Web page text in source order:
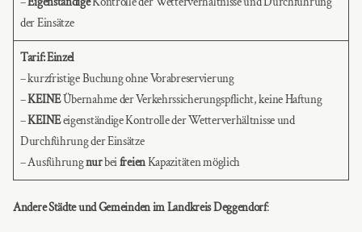
der Einsätze
Tarif: Einzel
– kurzfristige Buchung ohne Vorabreservierung
–KEINEÜbernahme der Verkehrssicherungspflicht, keine Haftung
–KEINEeigenständige Kontrolle der Wetterverhältnisse und
Durchführung der Einsätze
– AusführungnurbeifreienKapazitäten möglich
Andere Städte und Gemeinden im Landkreis Deggendorf: